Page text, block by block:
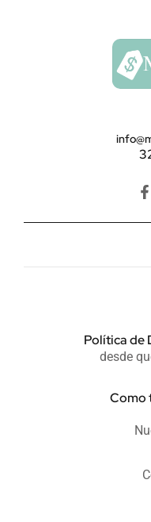
F
a
e
o
Política de
desde
Como